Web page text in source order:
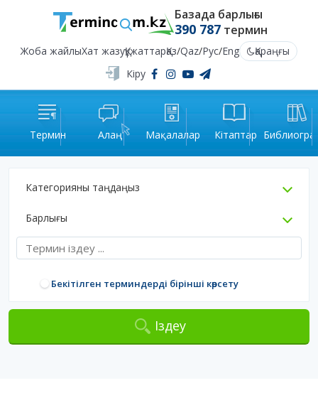
Базада барлығы
390 787термин
Жоба жайлыХат жазуҚұжаттарҚаз/Qaz/Рус/Eng
Қараңғы
Кіру
Термин Алаң Мақалалар Кітаптар
Категорияны таңдаңыз
Барлығы
Бекітілген терминдерді бірінші көрсету
Іздеу